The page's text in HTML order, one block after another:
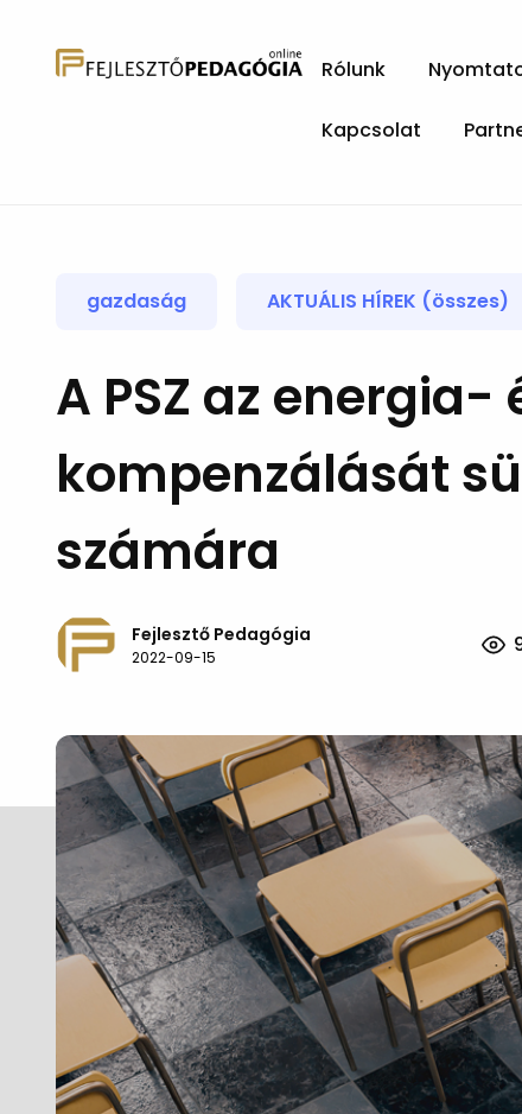
Rólunk
Kapcsolat
gazdaság AKTUÁLIS HÍREK (összes)
A PSZ az
kompenzálását
számára
Fejlesztő Pedagógia
2022-09-15